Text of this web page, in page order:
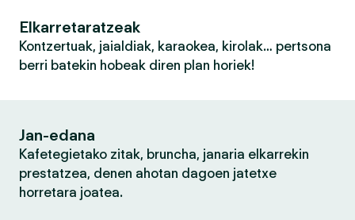
Elkarretaratzeak
Kontzertuak, jaialdiak, karaokea, kirolak… pertsona
berri batekin hobeak diren plan horiek!
Jan-edana
Kafetegietako zitak, bruncha, janaria elkarrekin
prestatzea, denen ahotan dagoen jatetxe
horretara joatea.